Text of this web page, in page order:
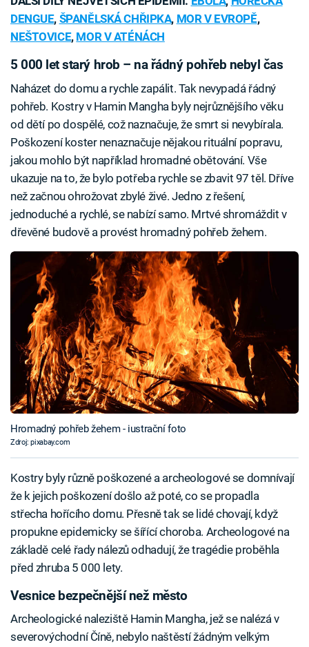
DENGUE, ŠPANĚLSKÁ CHŘIPKA, MOR V EVROPĚ,
NEŠTOVICE, MOR V ATÉNÁCH
5 000 let starý hrob – na řádný pohřeb nebyl čas
Naházet do domu a rychle zapálit. Tak nevypadá řádný
pohřeb. Kostry v Hamin Mangha byly nejrůznějšího věku
od dětí po dospělé, což naznačuje, že smrt si nevybírala.
Poškození koster nenaznačuje nějakou rituální popravu,
jakou mohlo být například hromadné obětování. Vše
ukazuje na to, že bylo potřeba rychle se zbavit 97 těl. Dříve
než začnou ohrožovat zbylé živé. Jedno z řešení,
jednoduché a rychlé, se nabízí samo. Mrtvé shromáždit v
dřevěné budově a provést hromadný pohřeb žehem.
Hromadný pohřeb žehem - iustrační foto
Zdroj: pixabay.com
Kostry byly různě poškozené a archeologové se domnívají
že k jejich poškození došlo až poté, co se propadla
střecha hořícího domu. Přesně tak se lidé chovají, když
propukne epidemicky se šířící choroba. Archeologové na
základě celé řady nálezů odhadují, že tragédie proběhla
před zhruba 5 000 lety.
Vesnice bezpečnější než město
Archeologické naleziště Hamin Mangha, jež se nalézá v
severovýchodní Číně, nebylo naštěstí žádným velkým